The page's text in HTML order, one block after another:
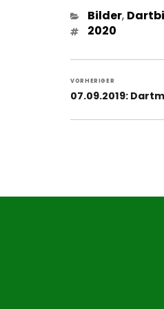
Kategorien
Bilder,
Schlagwörter
2020
VORHERIGER
Vorheriger
07.09.2019: